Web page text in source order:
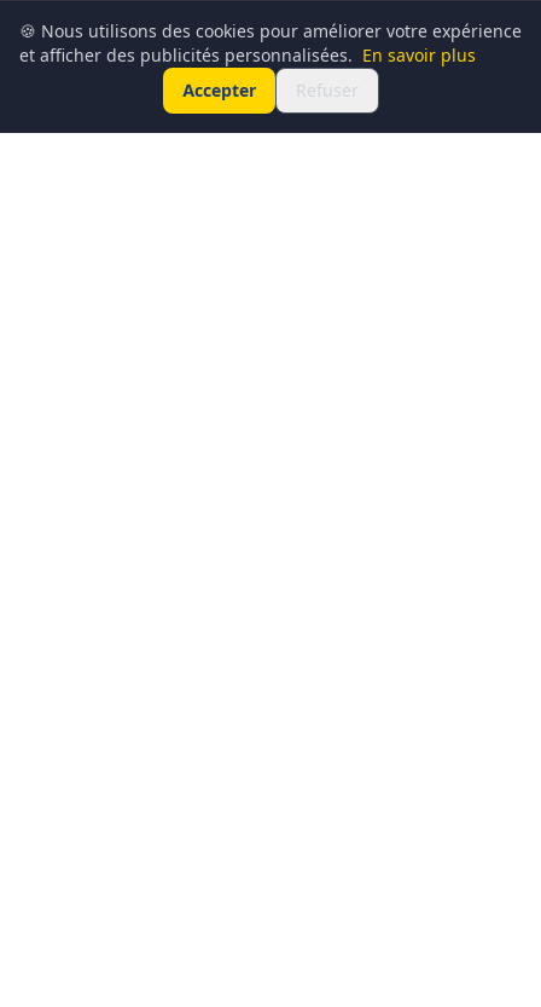
🍪 Nous utilisons des cookies pour améliorer votre expérience
et afficher des publicités personnalisées. En savoir plus
Accepter
Refuser